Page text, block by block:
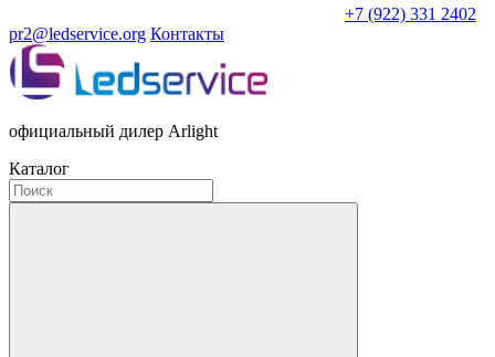
+7 (922) 331 2402
pr2@ledservice.org Контакты
официальный дилер Arlight
Каталог